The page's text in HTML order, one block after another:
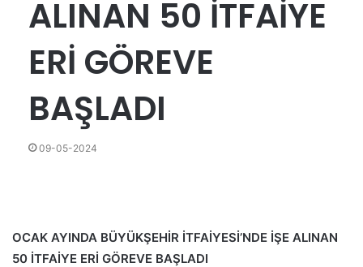
ALINAN 50 İTFAİYE
ERİ GÖREVE
BAŞLADI
09-05-2024
OCAK AYINDA BÜYÜKŞEHİR İTFAİYESİ’NDE İŞE ALINAN
50 İTFAİYE ERİ GÖREVE BAŞLADI